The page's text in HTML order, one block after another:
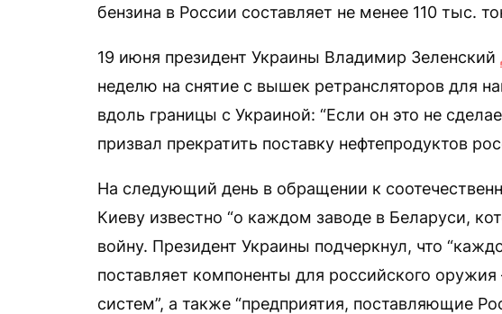
бензина в России составляет не менее 110 тыс.
19 июня президент Украины Владимир Зеленский
неделю на снятие с вышек ретрансляторов для
вдоль границы с Украиной: “Если он это не
призвал прекратить поставку нефтепродуктов
На следующий день в обращении к
Киеву известно “о каждом заводе в Беларуси,
войну. Президент Украины подчеркнул, что
поставляет компоненты для российского
систем”, а также “предприятия, поставляющие